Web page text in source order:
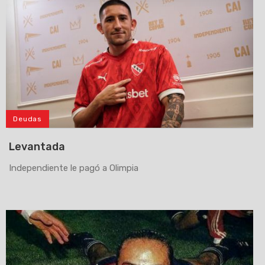
Deudas
Levantada
Independiente le pagó a Olimpia